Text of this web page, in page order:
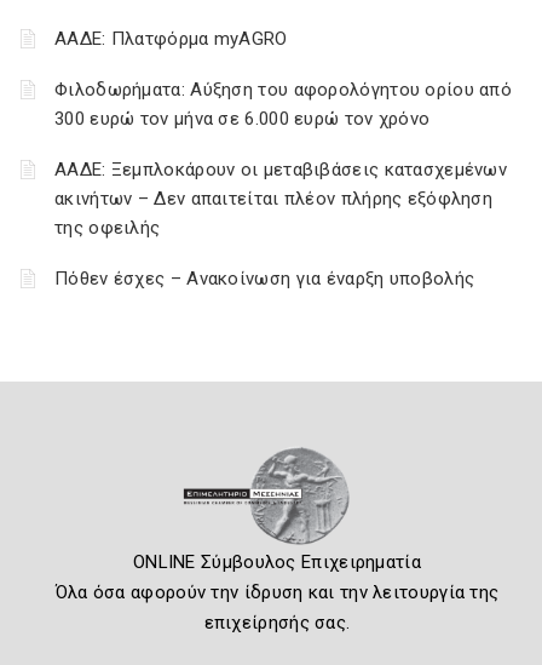
ΑΑΔΕ: Πλατφόρμα myAGRO
Φιλοδωρήματα: Αύξηση του αφορολόγητου ορίου από
300 ευρώ τον μήνα σε 6.000 ευρώ τον χρόνο
ΑΑΔΕ: Ξεμπλοκάρουν οι μεταβιβάσεις κατασχεμένων
ακινήτων – Δεν απαιτείται πλέον πλήρης εξόφληση
της οφειλής
Πόθεν έσχες – Ανακοίνωση για έναρξη υποβολής
ONLINE Σύμβουλος Επιχειρηματία
Όλα όσα αφορούν την ίδρυση και την λειτουργία της
επιχείρησής σας.